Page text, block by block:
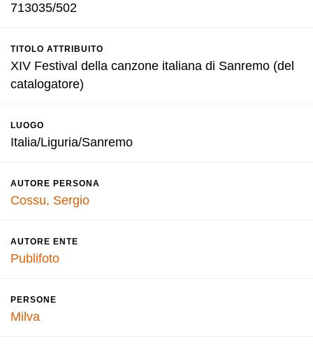
713035/502
TITOLO ATTRIBUITO
XIV Festival della canzone italiana di Sanremo (del
catalogatore)
LUOGO
Italia/Liguria/Sanremo
AUTORE PERSONA
Cossu, Sergio
AUTORE ENTE
Publifoto
PERSONE
Milva